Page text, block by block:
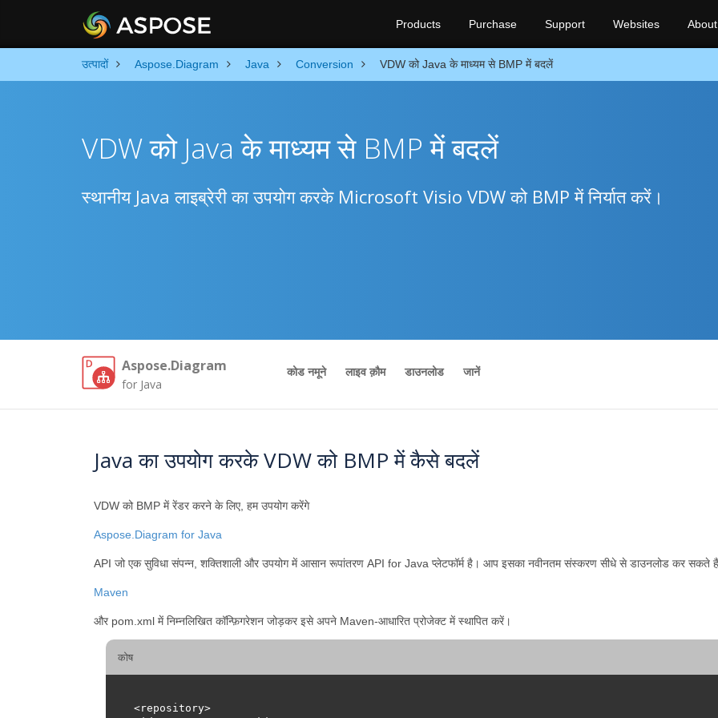
Products Purchase Support Websites About
उत्पादों Aspose.Diagram Java Conversion VDW को Java के माध्यम से BMP में बदलें
VDW को Java के माध्यम से BMP में बदलें
स्थानीय Java लाइब्रेरी का उपयोग करके Microsoft Visio VDW को BMP में निर्यात करें।
Aspose.Diagram
for Java
कोड नमूने लाइव क़ौम डाउनलोड जानें
Java का उपयोग करके VDW को BMP में कैसे बदलें
VDW को BMP में रेंडर करने के लिए, हम उपयोग करेंगे
Aspose.Diagram for Java
API जो एक सुविधा संपन्न, शक्तिशाली और उपयोग में आसान रूपांतरण API for Java प्लेटफॉर्म है। आप इसका नवीनतम संस्करण सीधे से डाउनलोड कर सकते हैं
Maven
और pom.xml में निम्नलिखित कॉन्फ़िगरेशन जोड़कर इसे अपने Maven-आधारित प्रोजेक्ट में स्थापित करें।
कोष